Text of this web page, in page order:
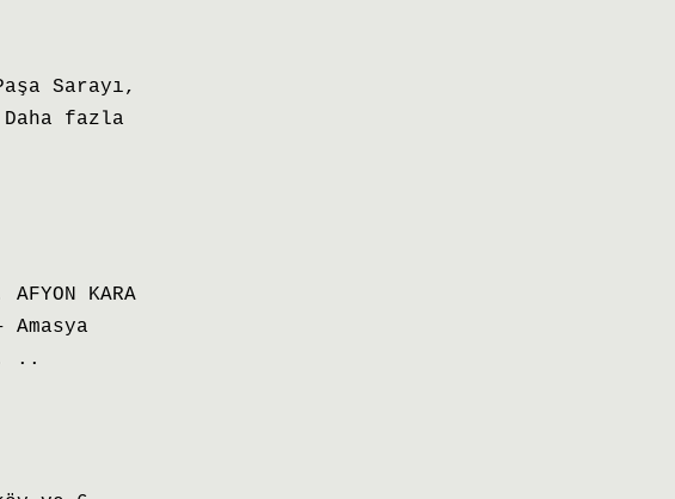
Sarayı,
fazla
KARA
..